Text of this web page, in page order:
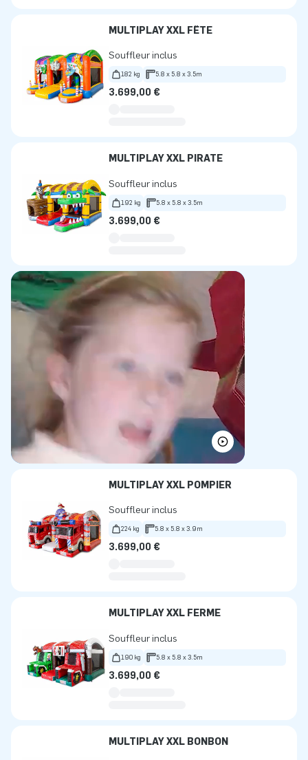
MULTIPLAY XXL FÊTE
Souffleur inclus
182 kg 5.8 x 5.8 x 3.5m
3.699,00 €
MULTIPLAY XXL PIRATE
Souffleur inclus
192 kg 5.8 x 5.8 x 3.5m
3.699,00 €
MULTIPLAY XXL POMPIER
Souffleur inclus
224 kg 5.8 x 5.8 x 3.9m
3.699,00 €
MULTIPLAY XXL FERME
Souffleur inclus
190 kg 5.8 x 5.8 x 3.5m
3.699,00 €
MULTIPLAY XXL BONBON